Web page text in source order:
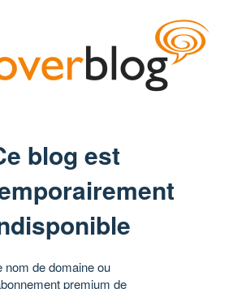
blog est
nom de domaine ou
premium de